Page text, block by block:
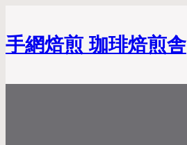
手網焙煎 珈琲焙煎舎